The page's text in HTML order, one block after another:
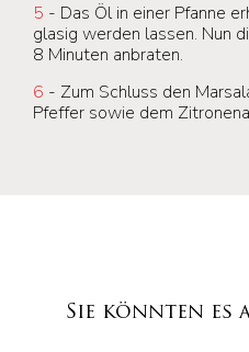
5 - Das Öl in einer Pfanne
glasig werden lassen. Nun
8 Minuten anbraten.
6 - Zum Schluss den
Pfeffer sowie dem
Sie könnten es